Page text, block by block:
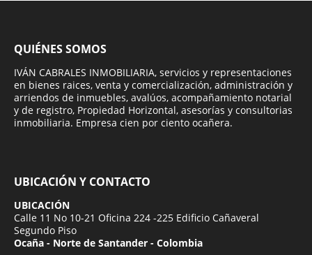
QUIÉNES SOMOS
IVÁN CABRALES INMOBILIARIA, servicios y representaciones
en bienes raices, venta y comercialización, administración y
arriendos de inmuebles, avalúos, acompañamiento notarial
y de registro, Propiedad Horizontal, asesorías y consultorias
inmobiliaria. Empresa cien por ciento ocañera.
UBICACIÓN Y CONTACTO
UBICACIÓN
Calle 11 No 10-21 Oficina 224 -225 Edificio Cañaveral
Segundo Piso
Ocaña - Norte de Santander - Colombia